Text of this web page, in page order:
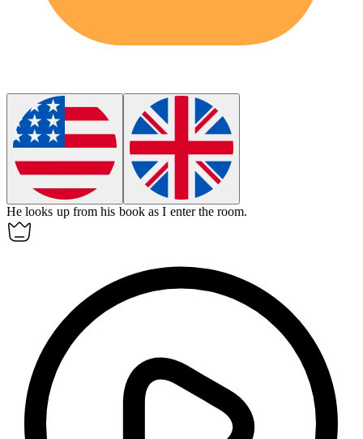
Helooks up from his book as I enter the room.